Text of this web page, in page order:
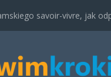
savoir-vivre, jak